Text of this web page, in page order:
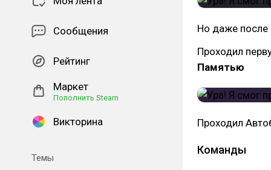
Сообщения
Рейтинг
Маркет
Пополнить Steam
Викторина
Темы
Но даже после
Проходил
Памятью
Проходил
Команды